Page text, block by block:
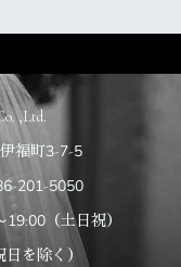
,Ltd.
福町3-7-5
201-5050
（土日祝）
を除く）